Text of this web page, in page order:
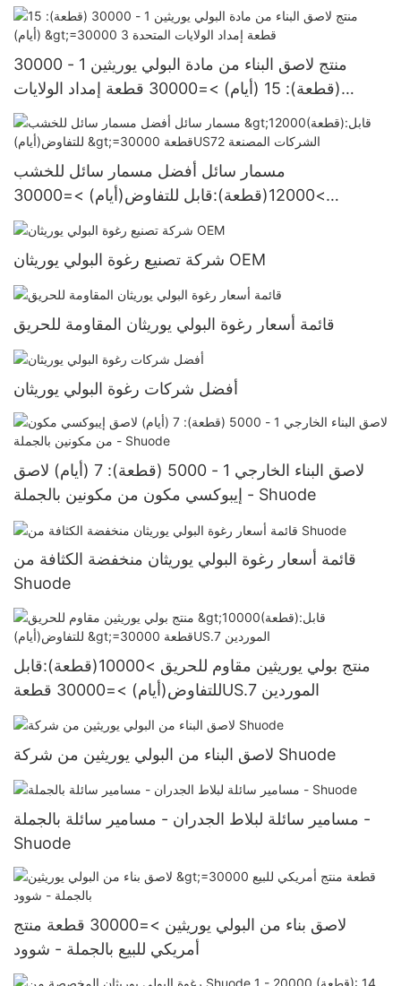
منتج لاصق البناء من مادة البولي يوريثين 1 - 30000
(قطعة): 15 (أيام) >=30000 قطعة إمداد الولايات
المتحدة 3
مسمار سائل أفضل مسمار سائل للخشب
>12000(قطعة):قابل للتفاوض(أيام) >=30000
شركة تصنيع رغوة البولي يوريثان OEM
قائمة أسعار رغوة البولي يوريثان المقاومة للحريق
أفضل شركات رغوة البولي يوريثان
لاصق البناء الخارجي 1 - 5000 (قطعة): 7 (أيام) لاصق
إيبوكسي مكون من مكونين بالجملة - Shuode
قائمة أسعار رغوة البولي يوريثان منخفضة الكثافة من
Shuode
منتج بولي يوريثين مقاوم للحريق >10000(قطعة):قابل
للتفاوض(أيام) >=30000 قطعةUS.7 الموردين
لاصق البناء من البولي يوريثين من شركة Shuode
مسامير سائلة لبلاط الجدران - مسامير سائلة بالجملة -
Shuode
لاصق بناء من البولي يوريثين >=30000 قطعة منتج
أمريكي للبيع بالجملة - شوود